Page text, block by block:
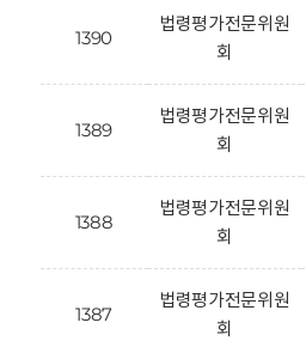
1390
법령평가전문위원
회
1389
법령평가전문위원
회
1388
법령평가전문위원
회
1387
법령평가전문위원
회